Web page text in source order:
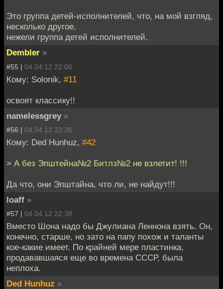
Это группа детей-исполнителей, что, на мой взгляд,
несколько другое,
нежели группа детей исполнителей.
Dembler »
#55 | 04.04.12 22:06
Кому: Solonik, #11
освоят классику!!
namelessgrey »
#56 | 04.04.12 22:26
Кому: Ded Hunhuz, #42
> А без Эпштейна№2 Битлз№2 не взлетит! !!!
Да что, они Эпштайна, что ли, не найдут!!!
loaff »
#57 | 04.04.12 22:38
Вместо Шона надо бы Джулиана Леннона взять. Он,
конечно, старше, но зато на папу похож и таланты
кое-какие имеет. По крайней мере пластинка,
продававшаяся еще во времена СССР, была
неплоха.
Ded Hunhuz »